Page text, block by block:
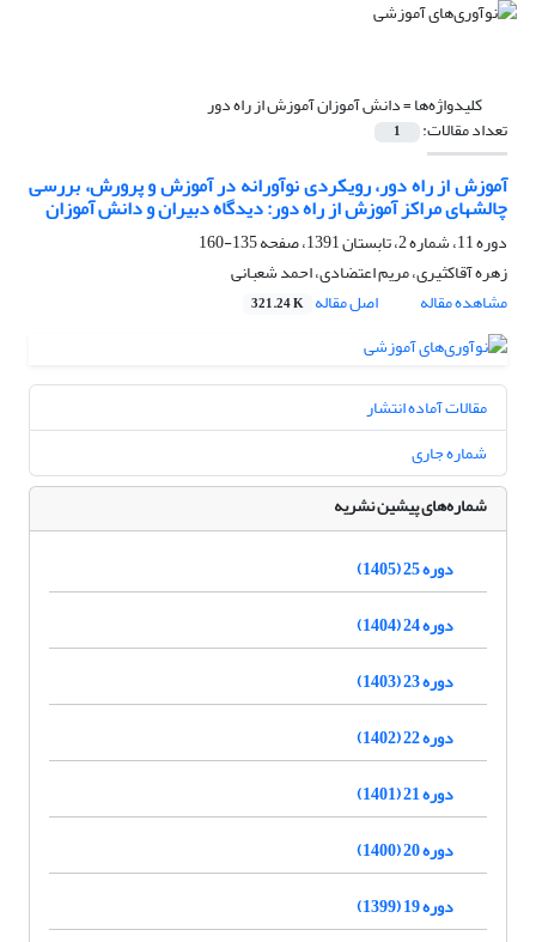
کلیدواژه‌ها =دانش آموزان آموزش از راه دور
تعداد مقالات: 1
آموزش از راه دور، رویکردی نوآورانه در آموزش و پرورش، بررسی
چالشهای مراکز آموزش از راه دور: دیدگاه دبیران و دانش آموزان
دوره 11، شماره 2، تابستان 1391، صفحه
135-160
زهره آقاکثیری، مریم اعتضادی، احمد شعبانی
مشاهده مقاله
اصل مقاله 321.24 K
مقالات آماده انتشار
شماره جاری
شماره‌های پیشین نشریه
دوره 25 (1405)
دوره 24 (1404)
دوره 23 (1403)
دوره 22 (1402)
دوره 21 (1401)
دوره 20 (1400)
دوره 19 (1399)